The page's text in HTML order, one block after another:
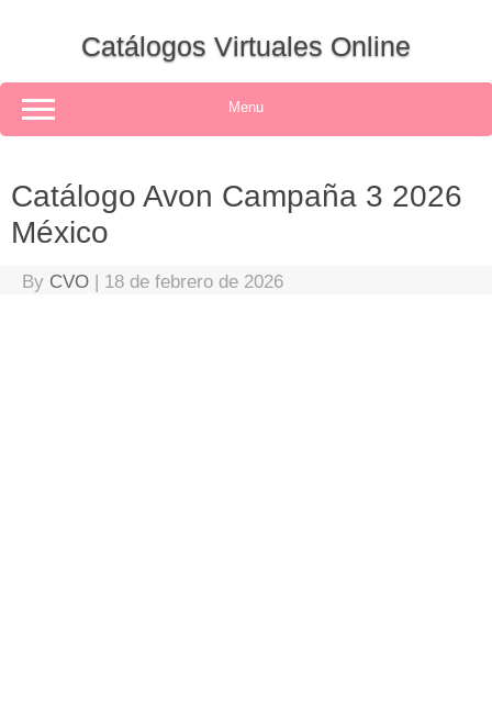
Catálogos Virtuales Online
Menu
Catálogo Avon Campaña 3 2026
México
By CVO | 18 de febrero de 2026